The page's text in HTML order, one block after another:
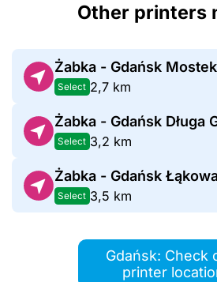
Other printers
Żabka - Gdańsk
Select 2,7 km
Żabka - Gdańsk Długa
Select 3,2 km
Żabka - Gdańsk
Select 3,5 km
Gdańsk: Check
printer